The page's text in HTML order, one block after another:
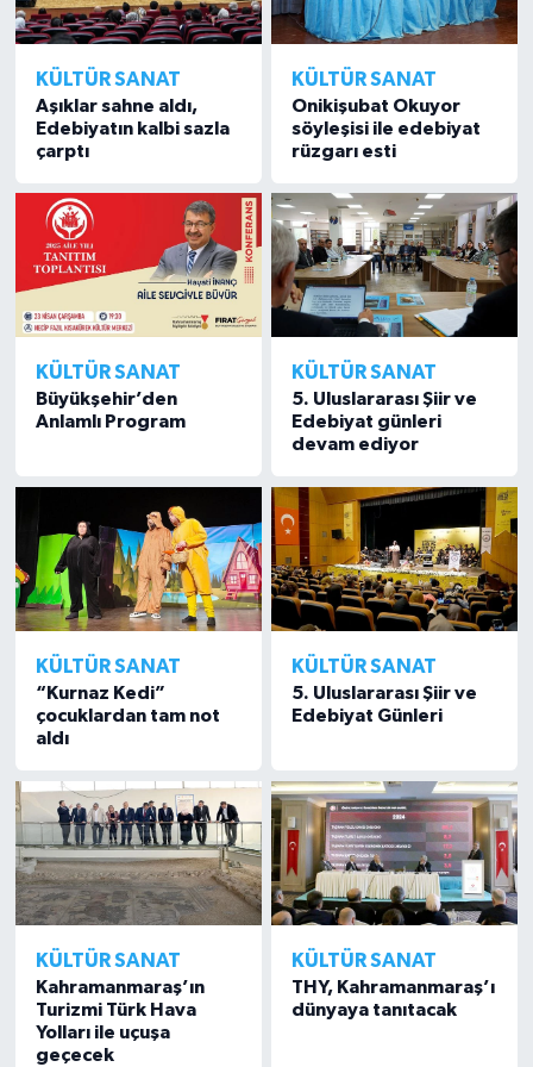
KÜLTÜR SANAT
Aşıklar sahne aldı,
Edebiyatın kalbi sazla
çarptı
KÜLTÜR SANAT
Onikişubat Okuyor
söyleşisi ile edebiyat
rüzgarı esti
KÜLTÜR SANAT
Büyükşehir’den
Anlamlı Program
KÜLTÜR SANAT
5. Uluslararası Şiir ve
Edebiyat günleri
devam ediyor
KÜLTÜR SANAT
“Kurnaz Kedi”
çocuklardan tam not
aldı
KÜLTÜR SANAT
5. Uluslararası Şiir ve
Edebiyat Günleri
KÜLTÜR SANAT
Kahramanmaraş’ın
Turizmi Türk Hava
Yolları ile uçuşa
geçecek
KÜLTÜR SANAT
THY, Kahramanmaraş’ı
dünyaya tanıtacak